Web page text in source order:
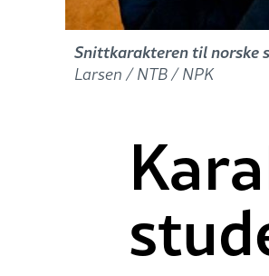
Snittkarakteren til norske
Larsen / NTB / NPK